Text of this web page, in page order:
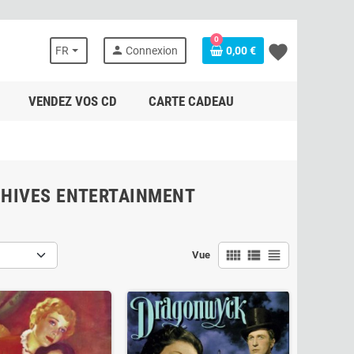
FR person Connexion
0
0,00 € favorite
VENDEZ VOS CD CARTE CADEAU
ENTERTAINMENT
Vue view_comfy view_list view_headline